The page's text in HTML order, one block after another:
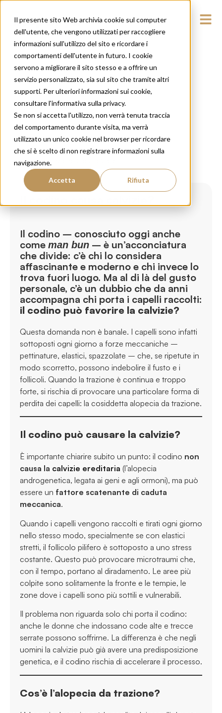
Il presente sito Web archivia cookie sul computer
dell'utente, che vengono utilizzati per raccogliere
informazioni sull'utilizzo del sito e ricordare i
comportamenti dell'utente in futuro. I cookie
servono a migliorare il sito stesso e a offrire un
servizio personalizzato, sia sul sito che tramite altri
supporti. Per ulteriori informazioni sui cookie,
consultare l'informativa sulla privacy.
Se non si accetta l'utilizzo, non verrà tenuta traccia
del comportamento durante visita, ma verrà
utilizzato un unico cookie nel browser per ricordare
che si è scelto di non registrare informazioni sulla
navigazione.
Accetta Rifiuta
Prevenzione Caduta Capelli
Il codino – conosciuto oggi anche
come man bun – è un’acconciatura
che divide: c’è chi lo considera
affascinante e moderno e chi invece lo
trova fuori luogo. Ma al di là del gusto
personale, c’è un dubbio che da anni
accompagna chi porta i capelli raccolti:
il codino può favorire la calvizie?
Questa domanda non è banale. I capelli sono infatti
sottoposti ogni giorno a forze meccaniche –
pettinature, elastici, spazzolate – che, se ripetute in
modo scorretto, possono indebolire il fusto e i
follicoli. Quando la trazione è continua e troppo
forte, si rischia di provocare una particolare forma di
perdita dei capelli: la cosiddetta alopecia da trazione.
Il codino può causare la calvizie?
È importante chiarire subito un punto: il codino non
causa la calvizie ereditaria (l’alopecia
androgenetica, legata ai geni e agli ormoni), ma può
essere un fattore scatenante di caduta
meccanica.
Quando i capelli vengono raccolti e tirati ogni giorno
nello stesso modo, specialmente se con elastici
stretti, il follicolo pilifero è sottoposto a uno stress
costante. Questo può provocare microtraumi che,
con il tempo, portano al diradamento. Le aree più
colpite sono solitamente la fronte e le tempie, le
zone dove i capelli sono più sottili e vulnerabili.
Il problema non riguarda solo chi porta il codino:
anche le donne che indossano code alte e trecce
serrate possono soffrirne. La differenza è che negli
uomini la calvizie può già avere una predisposizione
genetica, e il codino rischia di accelerare il processo.
Cos’è l’alopecia da trazione?